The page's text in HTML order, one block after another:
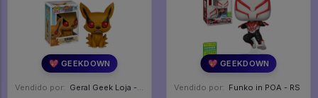
💖 GEEKDOWN
Vendido por: Geral Geek Loja - SP
💖 GEEKDOWN
Vendido por: Funko in POA - RS